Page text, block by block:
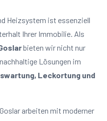
Heizsystem ist essenziell
Ihrer Immobilie. Als
bieten wir nicht nur
Lösungen im
Leckortung und
arbeiten mit moderner